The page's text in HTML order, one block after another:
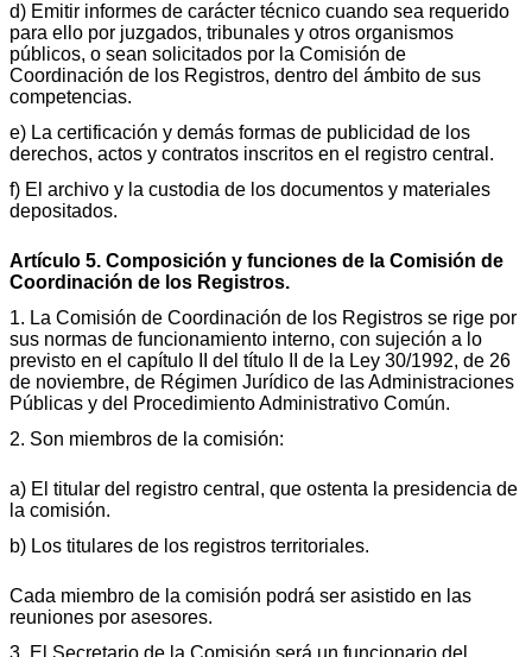
d) Emitir informes de carácter técnico cuando sea requerido
para ello por juzgados, tribunales y otros organismos
públicos, o sean solicitados por la Comisión de
Coordinación de los Registros, dentro del ámbito de sus
competencias.
e) La certificación y demás formas de publicidad de los
derechos, actos y contratos inscritos en el registro central.
f) El archivo y la custodia de los documentos y materiales
depositados.
Artículo 5. Composición y funciones de la Comisión de
Coordinación de los Registros.
1. La Comisión de Coordinación de los Registros se rige por
sus normas de funcionamiento interno, con sujeción a lo
previsto en el capítulo II del título II de la Ley 30/1992, de 26
de noviembre, de Régimen Jurídico de las Administraciones
Públicas y del Procedimiento Administrativo Común.
2. Son miembros de la comisión:
a) El titular del registro central, que ostenta la presidencia de
la comisión.
b) Los titulares de los registros territoriales.
Cada miembro de la comisión podrá ser asistido en las
reuniones por asesores.